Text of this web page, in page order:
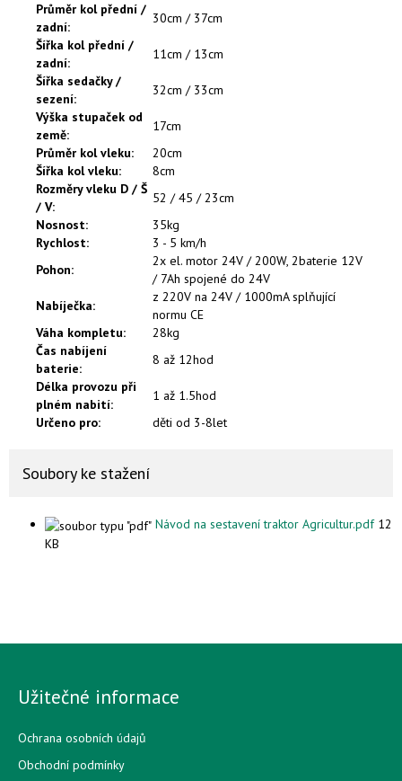
Průměr kol přední /
zadní:
30cm / 37cm
Šířka kol přední /
zadní:
11cm / 13cm
Šířka sedačky /
sezení:
32cm / 33cm
Výška stupaček od
země:
17cm
Průměr kol vleku:
20cm
Šířka kol vleku:
8cm
Rozměry vleku D / Š
/ V:
52 / 45 / 23cm
Nosnost:
35kg
Rychlost:
3 - 5 km/h
Pohon:
2x el. motor 24V / 200W, 2baterie 12V
/ 7Ah spojené do 24V
Nabíječka:
z 220V na 24V / 1000mA splňující
normu CE
Váha kompletu:
28kg
Čas nabíjení
baterie:
8 až 12hod
Délka provozu při
plném nabití:
1 až 1.5hod
Určeno pro: děti od 3-8let
Soubory ke stažení
Návod na sestavení traktor Agricultur.pdf 12
KB
Užitečné informace
Ochrana osobních údajů
Obchodní podmínky